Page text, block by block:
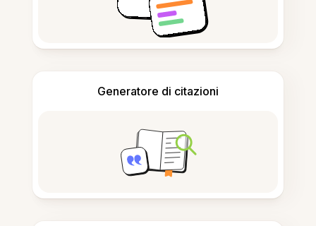
Generatore di citazioni